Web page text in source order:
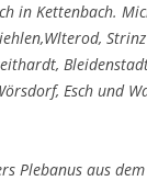
in Kettenbach.
Esch und
Plebanus aus